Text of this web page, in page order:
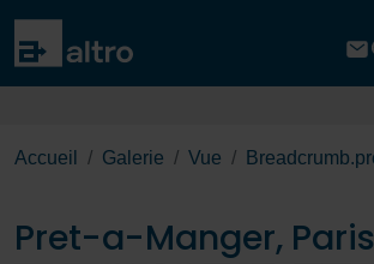
Accueil Galerie Vue
Pret-a-Manger, Paris